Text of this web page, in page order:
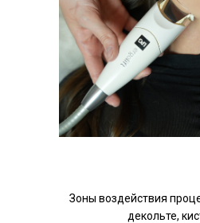
Зоны воздействия
декольте,